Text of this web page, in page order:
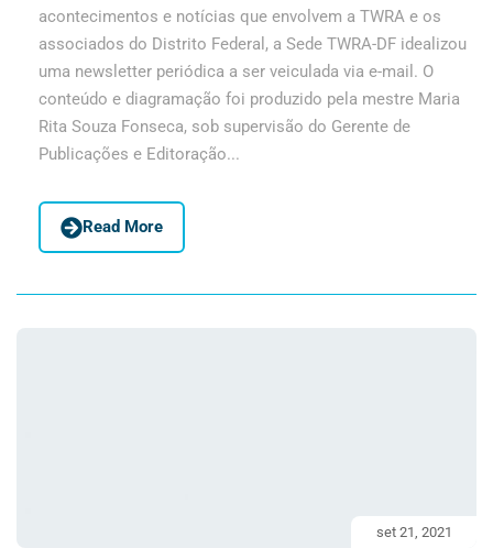
acontecimentos e notícias que envolvem a TWRA e os
associados do Distrito Federal, a Sede TWRA-DF idealizou
uma newsletter periódica a ser veiculada via e-mail. O
conteúdo e diagramação foi produzido pela mestre Maria
Rita Souza Fonseca, sob supervisão do Gerente de
Publicações e Editoração...
Read More
set 21, 2021